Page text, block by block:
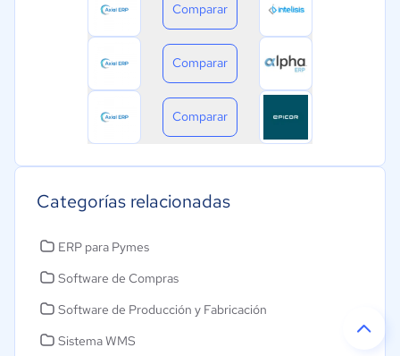
Comparar
Comparar
Comparar
Categorías relacionadas
ERP para Pymes
Software de Compras
Software de Producción y Fabricación
Sistema WMS